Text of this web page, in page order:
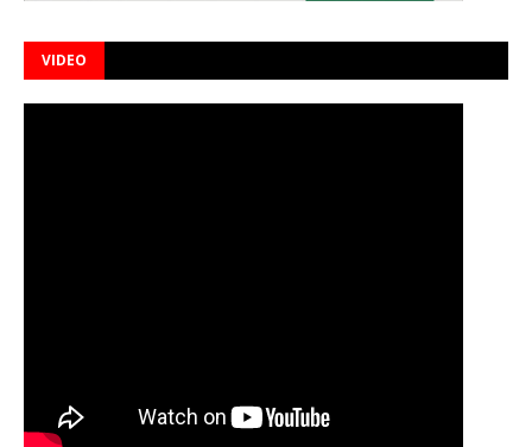
VIDEO